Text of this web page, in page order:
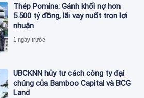
Thép Pomina: Gánh khối nợ hơn
5.500 tỷ đồng, lãi vay nuốt trọn lợi
nhuận
1 ngày trước
UBCKNN hủy tư cách công ty đại
chúng của Bamboo Capital và BCG
Land